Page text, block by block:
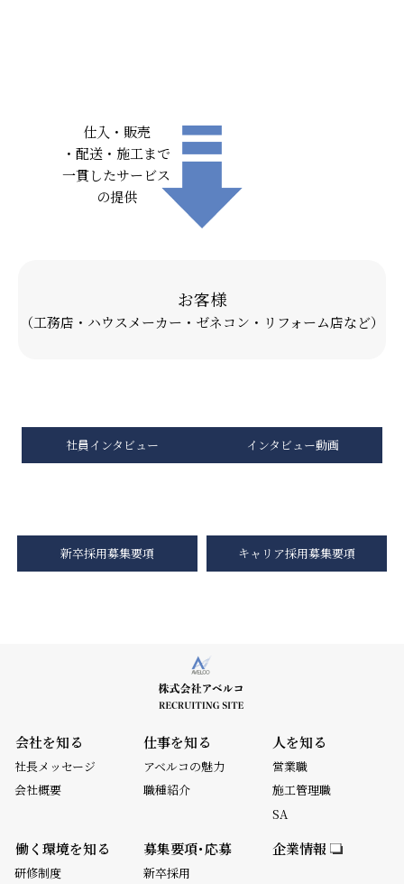
仕入・販売
・配送・施工まで
一貫したサービス
の提供
お客様
（工務店・ハウスメーカー・ゼネコン・リフォーム店など）
社員インタビュー インタビュー動画
新卒採用募集要項 キャリア採用募集要項
会社を知る
社長メッセージ
会社概要
仕事を知る
アベルコの魅力
職種紹介
人を知る
営業職
施工管理職
SA
働く環境を知る
研修制度
募集要項･応募
新卒採用
企業情報